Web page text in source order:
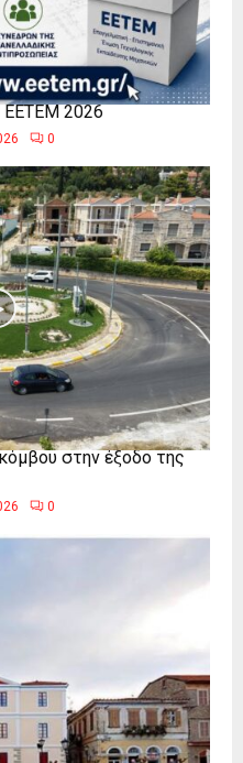
2026
0
στην έξοδο της
0